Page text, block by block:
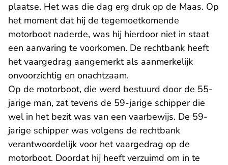
plaatse. Het was die dag erg druk op de Maas. Op
het moment dat hij de tegemoetkomende
motorboot naderde, was hij hierdoor niet in staat
een aanvaring te voorkomen. De rechtbank heeft
het vaargedrag aangemerkt als aanmerkelijk
onvoorzichtig en onachtzaam.
Op de motorboot, die werd bestuurd door de 55-
jarige man, zat tevens de 59-jarige schipper die
wel in het bezit was van een vaarbewijs. De 59-
jarige schipper was volgens de rechtbank
verantwoordelijk voor het vaargedrag op de
motorboot. Doordat hij heeft verzuimd om in te